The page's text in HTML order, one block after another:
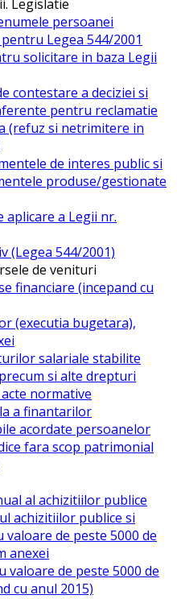
Legislatie
persoanei
Legea 544/2001
solicitare in baza Legii
contestare a deciziei si
pentru reclamatie
(refuz si netrimitere in
de interes public si
produse/gestionate
aplicare a Legii nr.
(Legea 544/2001)
de venituri
financiare (incepand cu
(executia bugetara),
salariale stabilite
si alte drepturi
normative
a finantarilor
acordate persoanelor
fara scop patrimonial
al achizitiilor publice
achizitiilor publice si
valoare de peste 5000 de
anexei
valoare de peste 5000 de
cu anul 2015)